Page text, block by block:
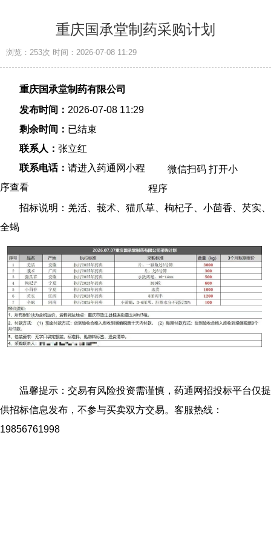
重庆国承堂制药采购计划
浏览：253次 时间：2026-07-08 11:29
重庆国承堂制药有限公司
发布时间： 2026-07-08 11:29
剩余时间： 已结束
联系人： 张立红
联系电话： 请进入药通网小程
序查看
微信扫码 打开小
程序
招标说明：羌活、莪术、猫爪草、枸杞子、小茴香、芡实、
全蝎
温馨提示：交易有风险投资需谨慎，药通网招投标平台仅提
供招标信息发布，不参与买卖双方交易。客服热线：
19856761998